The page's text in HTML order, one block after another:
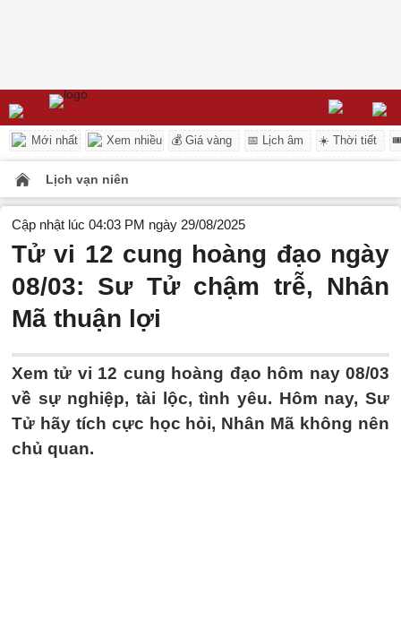
Mới nhất Xem nhiều 💰 Giá vàng 📅 Lịch âm ☀️ Thời tiết
Lịch vạn niên
Cập nhật lúc 04:03 PM ngày 29/08/2025
Tử vi 12 cung hoàng đạo ngày
08/03: Sư Tử chậm trễ, Nhân
Mã thuận lợi
Xem tử vi 12 cung hoàng đạo hôm nay 08/03
về sự nghiệp, tài lộc, tình yêu. Hôm nay, Sư
Tử hãy tích cực học hỏi, Nhân Mã không nên
chủ quan.